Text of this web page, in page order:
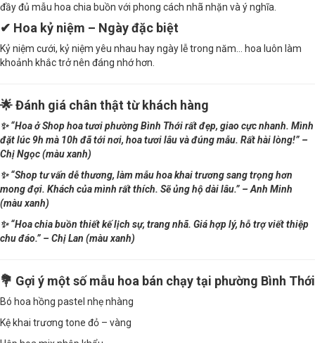
đầy đủ mẫu hoa chia buồn với phong cách nhã nhặn và ý nghĩa.
✔ Hoa kỷ niệm – Ngày đặc biệt
Kỷ niệm cưới, kỷ niệm yêu nhau hay ngày lễ trong năm… hoa luôn làm
khoảnh khắc trở nên đáng nhớ hơn.
🌟 Đánh giá chân thật từ khách hàng
✨ “Hoa ở Shop hoa tươi phường Bình Thới rất đẹp, giao cực nhanh. Mình
đặt lúc 9h mà 10h đã tới nơi, hoa tươi lâu và đúng mẫu. Rất hài lòng!” –
Chị Ngọc (màu xanh)
✨ “Shop tư vấn dễ thương, làm mẫu hoa khai trương sang trọng hơn
mong đợi. Khách của mình rất thích. Sẽ ủng hộ dài lâu.” – Anh Minh
(màu xanh)
✨ “Hoa chia buồn thiết kế lịch sự, trang nhã. Giá hợp lý, hỗ trợ viết thiệp
chu đáo.” – Chị Lan (màu xanh)
💐 Gợi ý một số mẫu hoa bán chạy tại phường Bình Thới
Bó hoa hồng pastel nhẹ nhàng
Kệ khai trương tone đỏ – vàng